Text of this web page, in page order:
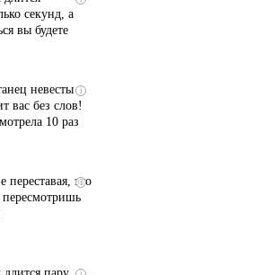
вы будете
вас без слов!
10 раз
пересмотришь
но вы будете в